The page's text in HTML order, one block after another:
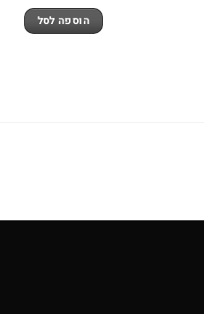
הוספה לסל